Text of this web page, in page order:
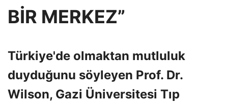
BİR MERKEZ”
Türkiye'de olmaktan mutluluk
duyduğunu söyleyen Prof. Dr.
Wilson, Gazi Üniversitesi Tıp